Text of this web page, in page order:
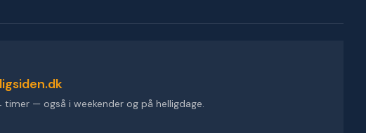
timer — også i weekender og på helligdage.